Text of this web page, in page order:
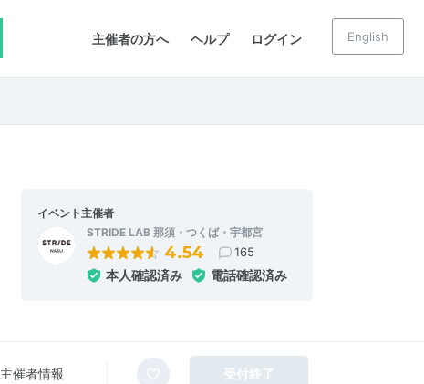
主催者の方へ ヘルプ ログイン English
イベント主催者
STRIDE LAB 那須・つくば・宇都宮
4.54 165
本人確認済み 電話確認済み
主催者情報 受付終了